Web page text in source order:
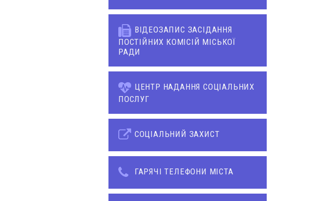
ВІДЕОЗАПИС ЗАСІДАННЯ
ПОСТІЙНИХ КОМІСІЙ МІСЬКОЇ
РАДИ
ЦЕНТР НАДАННЯ СОЦІАЛЬНИХ
ПОСЛУГ
СОЦІАЛЬНИЙ ЗАХИСТ
ГАРЯЧІ ТЕЛЕФОНИ МІСТА